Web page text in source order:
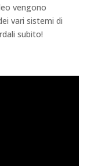
vengono
vari sistemi di
subito!